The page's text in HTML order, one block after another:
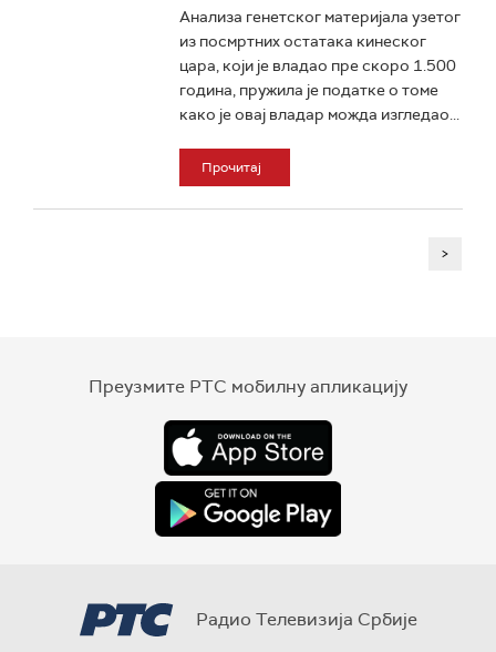
Анализа генетског материјала узетог
из посмртних остатака кинеског
цара, који је владао пре скоро 1.500
година, пружила је податке о томе
како је овај владар можда изгледао...
Прочитај
>
Преузмите РТС мобилну апликацију
Радио Телевизија Србије